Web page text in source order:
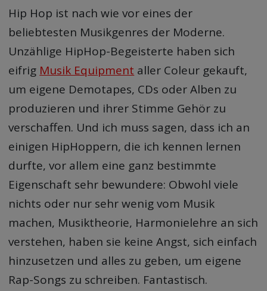
Hip Hop ist nach wie vor eines der
beliebtesten Musikgenres der Moderne.
Unzählige HipHop-Begeisterte haben sich
eifrig Musik Equipment aller Coleur gekauft,
um eigene Demotapes, CDs oder Alben zu
produzieren und ihrer Stimme Gehör zu
verschaffen. Und ich muss sagen, dass ich an
einigen HipHoppern, die ich kennen lernen
durfte, vor allem eine ganz bestimmte
Eigenschaft sehr bewundere: Obwohl viele
nichts oder nur sehr wenig vom Musik
machen, Musiktheorie, Harmonielehre an sich
verstehen, haben sie keine Angst, sich einfach
hinzusetzen und alles zu geben, um eigene
Rap-Songs zu schreiben. Fantastisch.